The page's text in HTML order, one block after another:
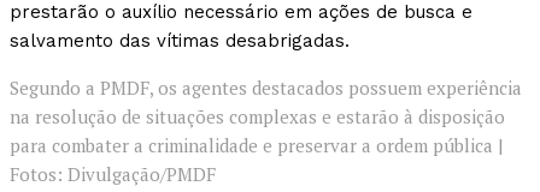
prestarão o auxílio necessário em ações de busca e
salvamento das vítimas desabrigadas.
Segundo a PMDF, os agentes destacados possuem experiência
na resolução de situações complexas e estarão à disposição
para combater a criminalidade e preservar a ordem pública |
Fotos: Divulgação/PMDF